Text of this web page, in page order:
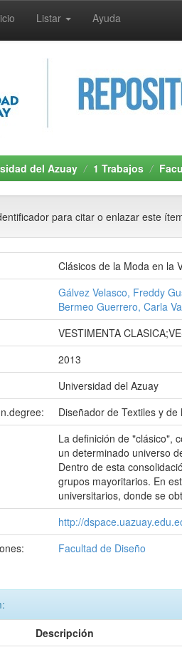
Listar Ayuda
del Azuay 1 Trabajos
para citar o enlazar este
Clásicos de la Moda en la
Gálvez Velasco, Freddy
Bermeo Guerrero, Carla
VESTIMENTA
2013
Universidad del Azuay
Diseñador de Textiles y de
La definición de "clásico",
un determinado universo
Dentro de esta
grupos mayoritarios. En
universitarios, donde se
http://
Facultad de Diseño
Descripción